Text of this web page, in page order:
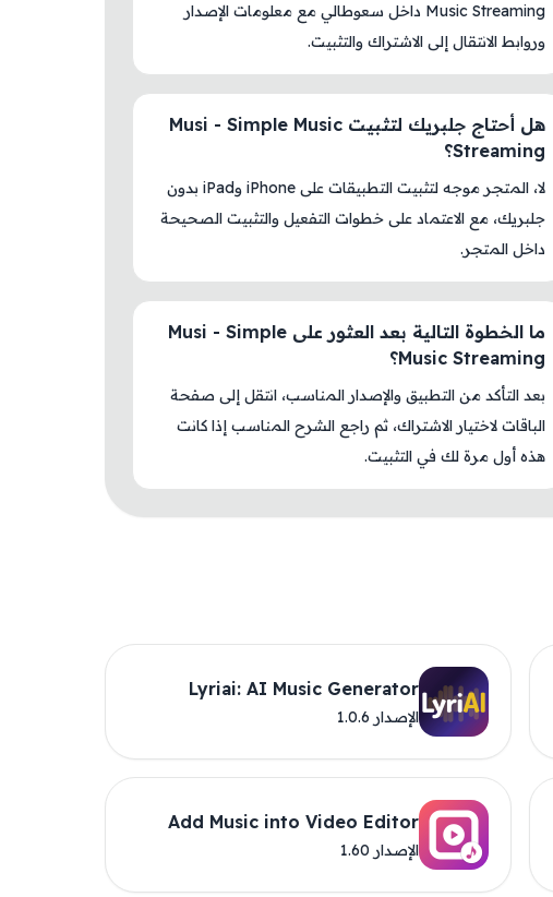
Music Streaming داخل سعوطالي مع معلومات الإصدار
وروابط الانتقال إلى الاشتراك والتثبيت.
هل أحتاج جلبريك لتثبيت Musi - Simple Music
Streaming؟
لا، المتجر موجه لتثبيت التطبيقات على iPhone وiPad بدون
جلبريك، مع الاعتماد على خطوات التفعيل والتثبيت الصحيحة
داخل المتجر.
ما الخطوة التالية بعد العثور على Musi - Simple
Music Streaming؟
بعد التأكد من التطبيق والإصدار المناسب، انتقل إلى صفحة
الباقات لاختيار الاشتراك، ثم راجع الشرح المناسب إذا كانت
هذه أول مرة لك في التثبيت.
Lyriai: AI Music Generator
الإصدار 1.0.6
Add Music into Video Editor
الإصدار 1.60